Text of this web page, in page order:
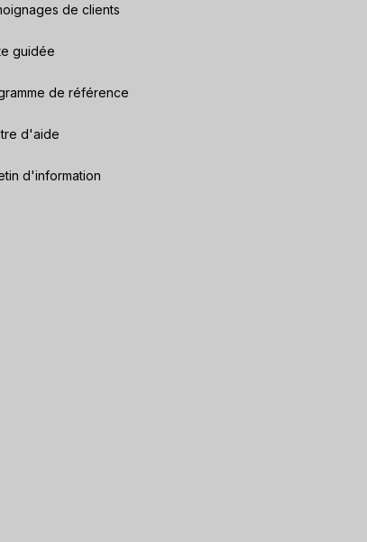
de clients
guidée
de référence
d'aide
d'information